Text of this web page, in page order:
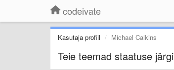
codeivate
Kasutaja profiil Michael Calkins
Teie teemad staatuse järgi